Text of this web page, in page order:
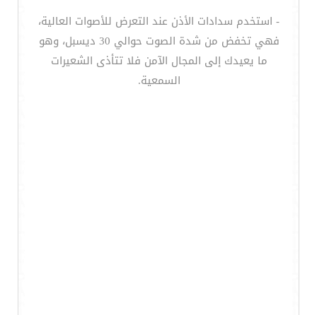
- استخدم سدادات الأذن عند التعرض للأصوات العالية،
فهي تخفض من شدة الصوت حوالي 30 ديسبل، وهو
ما يعيدك إلى المجال الآمن فلا تتأذى الشعيرات
السمعية.